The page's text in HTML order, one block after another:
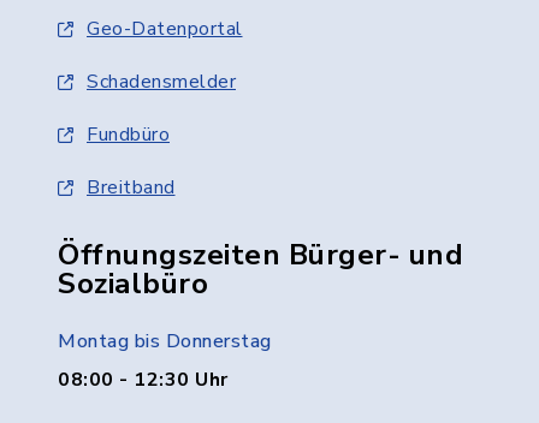
Geo-Datenportal
Schadensmelder
Fundbüro
Breitband
Öffnungszeiten Bürger- und
Sozialbüro
Montag bis Donnerstag
08:00 - 12:30 Uhr